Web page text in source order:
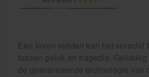
Een leven redden kan het verschil
tussen geluk en tragedie.
de geavanceerde technologie van